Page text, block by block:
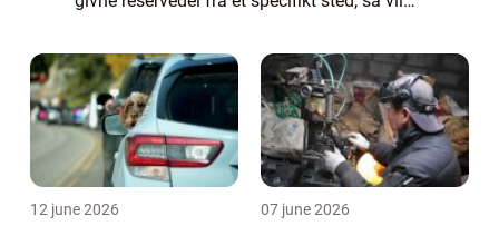
at ...
12 june 2026 07 june 2026